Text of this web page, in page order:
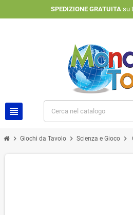
SPEDIZIONE GRATUITAsu
view_headline
chevron_right Giochi da Tavolo chevron_right Scienza e Gioco chevron_right